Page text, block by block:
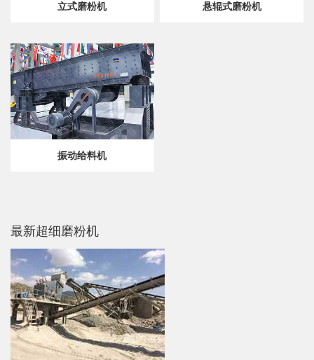
立式磨粉机 悬辊式磨粉机
振动给料机
最新超细磨粉机